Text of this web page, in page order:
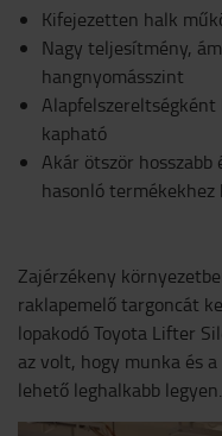
Kifejezetten halk
Nagy teljesítmény,
hangnyomásszint
Alapfelszereltségként
kapható
Akár ötször
hasonló termékekhez
Zajérzékeny
raklapemelő targoncát
lopakodó Toyota Lifter
az volt, hogy munka és
lehető leghalkabb legyen.